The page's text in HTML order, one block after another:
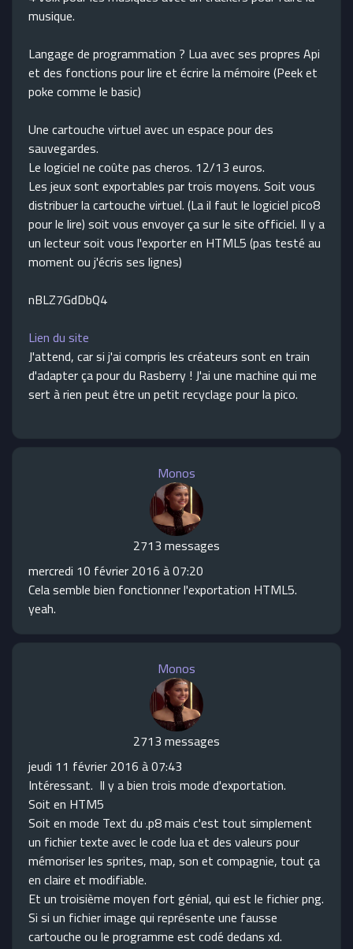
musique.
Langage de programmation ? Lua avec ses propres Api
et des fonctions pour lire et écrire la mémoire (Peek et
poke comme le basic)
Une cartouche virtuel avec un espace pour des
sauvegardes.
Le logiciel ne coûte pas cheros. 12/13 euros.
Les jeux sont exportables par trois moyens. Soit vous
distribuer la cartouche virtuel. (La il faut le logiciel pico8
pour le lire) soit vous envoyer ça sur le site officiel. Il y a
un lecteur soit vous l'exporter en HTML5 (pas testé au
moment ou j'écris ses lignes)
nBLZ7GdDbQ4
Lien du site
J'attend, car si j'ai compris les créateurs sont en train
d'adapter ça pour du Rasberry ! J'ai une machine qui me
sert à rien peut être un petit recyclage pour la pico.
Monos
2713 messages
mercredi 10 février 2016 à 07:20
Cela semble bien fonctionner l'exportation HTML5.
yeah.
Monos
2713 messages
jeudi 11 février 2016 à 07:43
Intéressant. Il y a bien trois mode d'exportation.
Soit en HTM5
Soit en mode Text du .p8 mais c'est tout simplement
un fichier texte avec le code lua et des valeurs pour
mémoriser les sprites, map, son et compagnie, tout ça
en claire et modifiable.
Et un troisième moyen fort génial, qui est le fichier png.
Si si un fichier image qui représente une fausse
cartouche ou le programme est codé dedans xd.